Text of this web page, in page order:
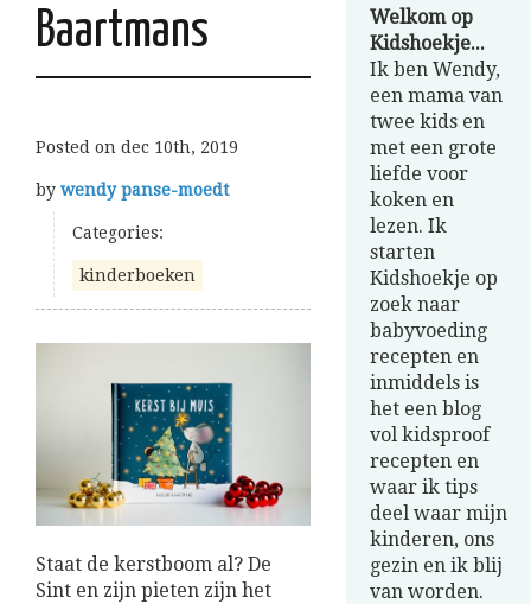
Baartmans
Posted on dec 10th, 2019
by wendy panse-moedt
Categories:
kinderboeken
Staat de kerstboom al? De
Sint en zijn pieten zijn het
Welkom op
Kidshoekje...
Ik ben Wendy,
een mama van
twee kids en
met een grote
liefde voor
koken en
lezen. Ik
starten
Kidshoekje op
zoek naar
babyvoeding
recepten en
inmiddels is
het een blog
vol kidsproof
recepten en
waar ik tips
deel waar mijn
kinderen, ons
gezin en ik blij
van worden.